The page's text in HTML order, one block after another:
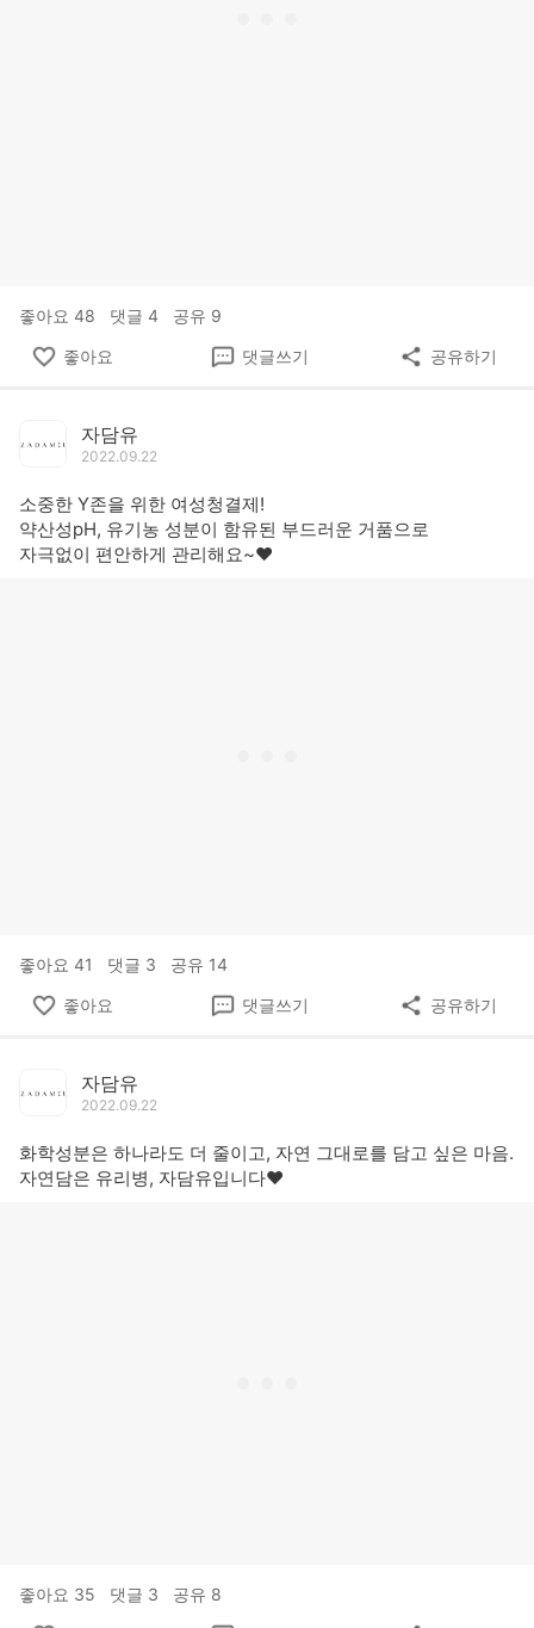
좋아요 48 댓글 4 공유 9
좋아요
댓글쓰기 공유하기
자담유
2022.09.22
소중한 Y존을 위한 여성청결제!
약산성pH, 유기농 성분이 함유된 부드러운 거품으로
자극없이 편안하게 관리해요~❤
좋아요 41 댓글 3 공유 14
좋아요
댓글쓰기 공유하기
자담유
2022.09.22
화학성분은 하나라도 더 줄이고, 자연 그대로를 담고 싶은 마음.
자연담은 유리병, 자담유입니다❤
좋아요 35 댓글 3 공유 8